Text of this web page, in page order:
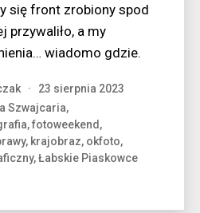
się front zrobiony spod
przywaliło, a my
wiadomo gdzie.
23 sierpnia 2023
Szwajcaria,
,fotoweekend ,
, krajobraz, okfoto,
,Łabskie Piaskowce